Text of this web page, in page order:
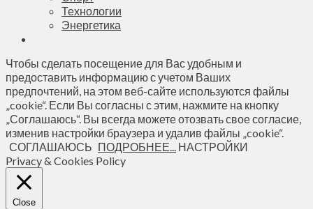
Технологии
Энергетика
Чтобы сделать посещение для Вас удобным и
предоставить информацию с учетом Ваших
предпочтений, на этом веб-сайте используются файлы
„cookie“. Если Вы согласны с этим, нажмите на кнопку
„Соглашаюсь“. Вы всегда можете отозвать свое согласие,
изменив настройки браузера и удалив файлы „cookie“.
СОГЛАШАЮСЬ ПОДРОБНЕЕ... НАСТРОЙКИ
Privacy & Cookies Policy
Close